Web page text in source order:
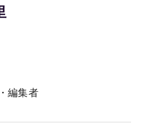
編集者